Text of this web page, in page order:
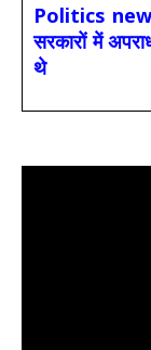
Politics
सरकारों में
थे